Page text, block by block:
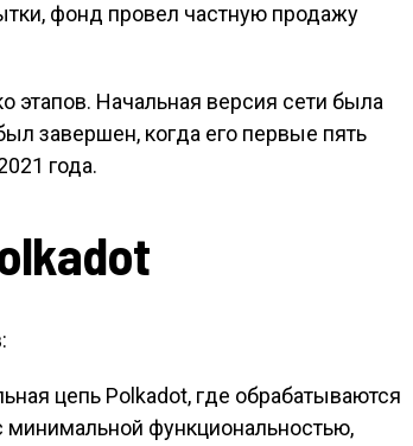
фонд провел частную продажу
этапов. Начальная версия сети была
завершен, когда его первые пять
года.
цепь Polkadot, где обрабатываются
минимальной функциональностью,